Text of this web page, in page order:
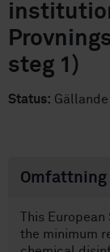
steg 1)
Status: Gällande
Omfattning
This
the minimum